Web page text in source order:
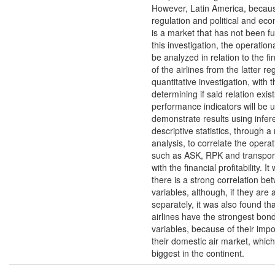
However, Latin America,
regulation and political and
is a market that has not been
this investigation, the
be analyzed in relation to the
of the airlines from the latter
quantitative investigation, with
determining if said relation
performance indicators will be
demonstrate results using
descriptive statistics, through a
analysis, to correlate the
such as ASK, RPK and
with the financial profitability. It
there is a strong correlation
variables, although, if they are
separately, it was also found
airlines have the strongest
variables, because of their
their domestic air market,
biggest in the continent.